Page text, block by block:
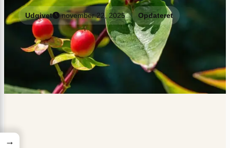
Udgivet november 22, 2025 Opdateret
→